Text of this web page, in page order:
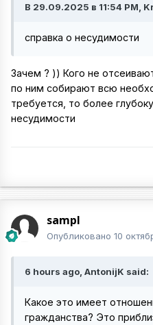
В 29.09.2025 в 11:54 PM,
справка о несудимости
Зачем ? )) Кого не
по ним собирают всю
требуется, то более
несудимости
sampl
Опубликовано 10
6 hours ago, AntonijK said:
Какое это имеет
гражданства? Это